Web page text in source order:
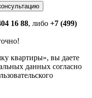
16 88, либо +7 (499)
квартиры», вы даете
данных согласно